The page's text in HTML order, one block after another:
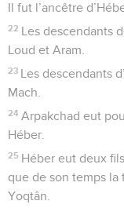
Il fut l’ancêtre
22 Les descendants
Loud et Aram.
23 Les descendants
Mach.
24 Arpakchad eut
Héber.
25 Héber eut deux
que de son temps la
Yoqtân.